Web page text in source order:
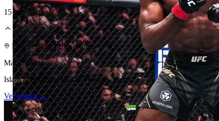
Laboratorio Técnico
15 ago 2026
Philadelphia, Pennsylvania, U.S.
Main Event
Islam Makhachev vs. Ian Machado Garry
Ver evento →